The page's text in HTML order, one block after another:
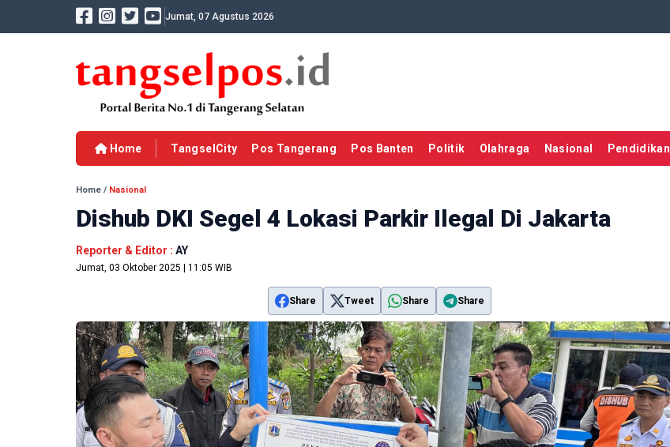
Jumat, 07 Agustus 2026
Home TangselCity Pos Tangerang Pos Banten Politik Olahraga Nasional Pendidikan
Home / Nasional
Dishub DKI Segel 4 Lokasi Parkir Ilegal Di Jakarta
Reporter & Editor : AY
Jumat, 03 Oktober 2025 | 11:05 WIB
Share Tweet Share Share